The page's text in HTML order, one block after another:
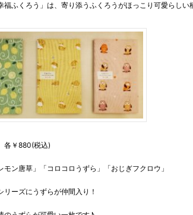
福ふくろう」は、寄り添うふくろうがほっこり可愛らし
￥880(税込)
モン唐草」「コロコロうずら」「おじぎフクロウ」
リーズにうずらが仲間入り！